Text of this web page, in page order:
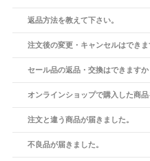
返品方法を教えて下さい。
注文後の変更・キャンセルはできま
セール品の返品・交換はできますか
オンラインショップで購入した商
注文と違う商品が届きました。
不良品が届きました。